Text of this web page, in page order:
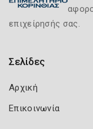
επιχείρησής σας.
Σελίδες
Αρχική
Επικοινωνία